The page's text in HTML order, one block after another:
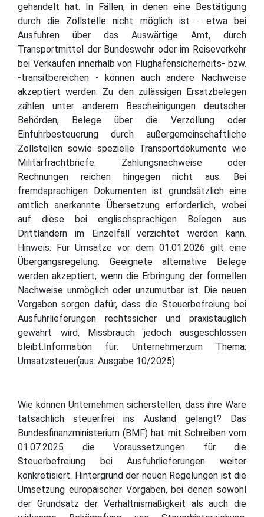
gehandelt hat. In Fällen, in denen eine Bestätigung
durch die Zollstelle nicht möglich ist - etwa bei
Ausfuhren über das Auswärtige Amt, durch
Transportmittel der Bundeswehr oder im Reiseverkehr
bei Verkäufen innerhalb von Flughafensicherheits- bzw.
-transitbereichen - können auch andere Nachweise
akzeptiert werden. Zu den zulässigen Ersatzbelegen
zählen unter anderem Bescheinigungen deutscher
Behörden, Belege über die Verzollung oder
Einfuhrbesteuerung durch außergemeinschaftliche
Zollstellen sowie spezielle Transportdokumente wie
Militärfrachtbriefe. Zahlungsnachweise oder
Rechnungen reichen hingegen nicht aus. Bei
fremdsprachigen Dokumenten ist grundsätzlich eine
amtlich anerkannte Übersetzung erforderlich, wobei
auf diese bei englischsprachigen Belegen aus
Drittländern im Einzelfall verzichtet werden kann.
Hinweis: Für Umsätze vor dem 01.01.2026 gilt eine
Übergangsregelung. Geeignete alternative Belege
werden akzeptiert, wenn die Erbringung der formellen
Nachweise unmöglich oder unzumutbar ist. Die neuen
Vorgaben sorgen dafür, dass die Steuerbefreiung bei
Ausfuhrlieferungen rechtssicher und praxistauglich
gewährt wird, Missbrauch jedoch ausgeschlossen
bleibt.Information für: Unternehmerzum Thema:
Umsatzsteuer(aus: Ausgabe 10/2025)
Wie können Unternehmen sicherstellen, dass ihre Ware
tatsächlich steuerfrei ins Ausland gelangt? Das
Bundesfinanzministerium (BMF) hat mit Schreiben vom
01.07.2025 die Voraussetzungen für die
Steuerbefreiung bei Ausfuhrlieferungen weiter
konkretisiert. Hintergrund der neuen Regelungen ist die
Umsetzung europäischer Vorgaben, bei denen sowohl
der Grundsatz der Verhältnismäßigkeit als auch die